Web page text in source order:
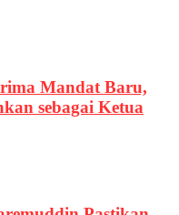
Mandat Baru,
sebagai Ketua